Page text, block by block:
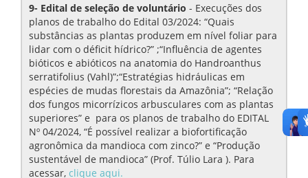
9- Edital de seleção de voluntário - Execuções dos
planos de trabalho do Edital 03/2024: “Quais
substâncias as plantas produzem em nível foliar para
lidar com o déficit hídrico?” ;“Influência de agentes
bióticos e abióticos na anatomia do Handroanthus
serratifolius (Vahl)”;“Estratégias hidráulicas em
espécies de mudas florestais da Amazônia”; “Relação
dos fungos micorrízicos arbusculares com as plantas
superiores” e para os planos de trabalho do EDITAL
Nº 04/2024, “É possível realizar a biofortificação
agronômica da mandioca com zinco?” e “Produção
sustentável de mandioca” (Prof. Túlio Lara ). Para
acessar, clique aqui.